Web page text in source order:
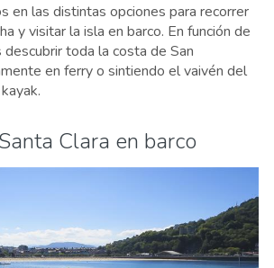
en las distintas opciones para recorrer
y visitar la isla en barco. En función de
toda la costa de San
en ferry o sintiendo el vaivén del
Clara en barco